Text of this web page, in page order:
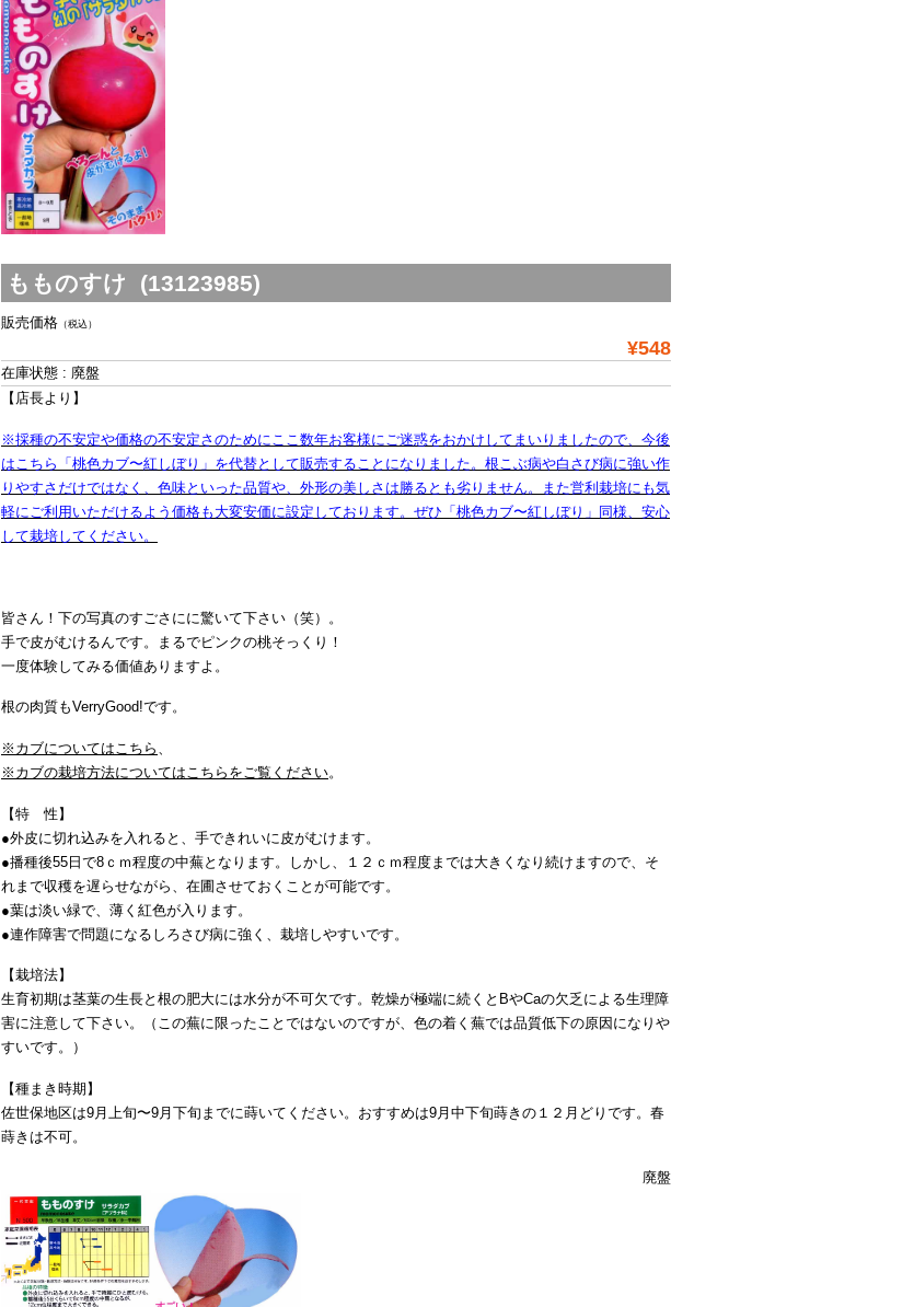
もものすけ (13123985)
販売価格 （税込）
¥548
在庫状態 : 廃盤
【店長より】
※採種の不安定や価格の不安定さのためにここ数年お客様にご迷惑をおかけしてまいりましたので、今後
はこちら「桃色カブ〜紅しぼり」を代替として販売することになりました。根こぶ病や白さび病に強い作
りやすさだけではなく、色味といった品質や、外形の美しさは勝るとも劣りません。また営利栽培にも気
軽にご利用いただけるよう価格も大変安価に設定しております。ぜひ「桃色カブ〜紅しぼり」同様、安心
して栽培してください。
皆さん！下の写真のすごさにに驚いて下さい（笑）。
手で皮がむけるんです。まるでピンクの桃そっくり！
一度体験してみる価値ありますよ。
根の肉質もVerryGood!です。
※カブについてはこちら 、
※カブの栽培方法についてはこちらをご覧ください。
【特 性】
●外皮に切れ込みを入れると、手できれいに皮がむけます。
●播種後55日で8ｃｍ程度の中蕪となります。しかし、１２ｃｍ程度までは大きくなり続けますので、そ
れまで収穫を遅らせながら、在圃させておくことが可能です。
●葉は淡い緑で、薄く紅色が入ります。
●連作障害で問題になるしろさび病に強く、栽培しやすいです。
【栽培法】
生育初期は茎葉の生長と根の肥大には水分が不可欠です。乾燥が極端に続くとBやCaの欠乏による生理障
害に注意して下さい。（この蕪に限ったことではないのですが、色の着く蕪では品質低下の原因になりや
すいです。）
【種まき時期】
佐世保地区は9月上旬〜9月下旬までに蒔いてください。おすすめは9月中下旬蒔きの１２月どりです。春
蒔きは不可。
廃盤